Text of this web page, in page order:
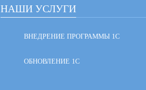
НАШИ УСЛУГИ
ВНЕДРЕНИЕ ПРОГРАММЫ 1С
ОБНОВЛЕНИЕ 1С